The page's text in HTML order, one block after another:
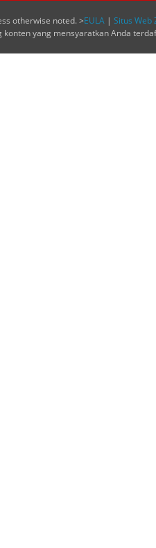
otherwise noted. >EULA | Situs Web
konten yang mensyaratkan Anda